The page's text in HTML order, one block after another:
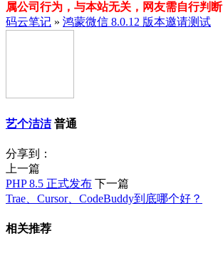
属公司行为，与本站无关，网友需自行判断
码云笔记 » 鸿蒙微信 8.0.12 版本邀请测试
艺个洁洁 普通
分享到：
上一篇
PHP 8.5 正式发布 下一篇
Trae、Cursor、CodeBuddy到底哪个好？
相关推荐